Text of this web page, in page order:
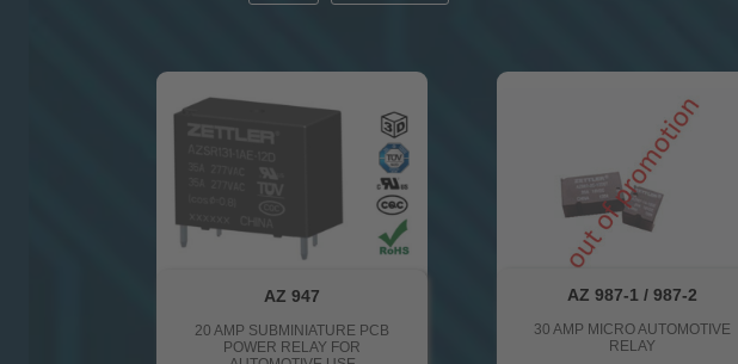
AZ 947
20 AMP SUBMINIATURE PCB
POWER RELAY FOR
AZ 987-1 / 987-2
30 AMP MICRO AUTOMOTIVE
RELAY